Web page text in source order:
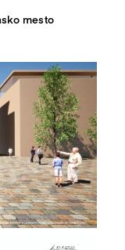
mesto